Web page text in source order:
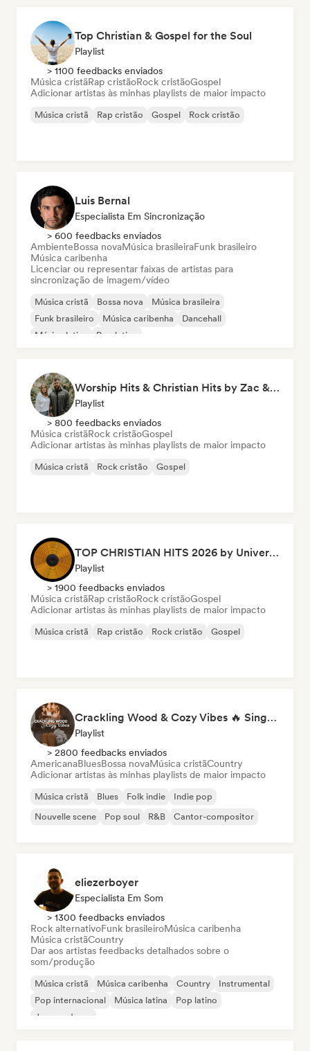
Top Christian & Gospel for the Soul
Playlist
> 1100 feedbacks enviados
Música cristãRap cristãoRock cristãoGospel
Adicionar artistas às minhas playlists de maior impacto
Música cristã Rap cristão Gospel Rock cristão
Luis Bernal
Especialista Em Sincronização
> 600 feedbacks enviados
AmbienteBossa novaMúsica brasileiraFunk brasileiro
Música caribenha
Licenciar ou representar faixas de artistas para
sincronização de imagem/vídeo
Música cristã Bossa nova
Música brasileira
Funk brasileiro
Música caribenha
Dancehall
Música latina
Pop latino
Worship Hits & Christian Hits by Zac & Mikaela
Playlist
> 800 feedbacks enviados
Música cristãRock cristãoGospel
Adicionar artistas às minhas playlists de maior impacto
Música cristã Rock cristão Gospel
TOP CHRISTIAN HITS 2026 by Universal Hits
Playlist
> 1900 feedbacks enviados
Música cristãRap cristãoRock cristãoGospel
Adicionar artistas às minhas playlists de maior impacto
Música cristã Rap cristão Rock cristão Gospel
Crackling Wood & Cozy Vibes 🔥 Singer-Songwriter, Dream Pop & Bedroom Pop
Playlist
> 2800 feedbacks enviados
AmericanaBluesBossa novaMúsica cristãCountry
Adicionar artistas às minhas playlists de maior impacto
Música cristã Blues Folk indie
Indie pop
Nouvelle scene
Pop soul R&B Cantor-compositor
eliezerboyer
Especialista Em Som
> 1300 feedbacks enviados
Rock alternativoFunk brasileiroMúsica caribenha
Música cristãCountry
Dar aos artistas feedbacks detalhados sobre o
som/produção
Música cristã Música caribenha Country
Instrumental
Pop internacional
Música latina
Pop latino
Jazz moderno